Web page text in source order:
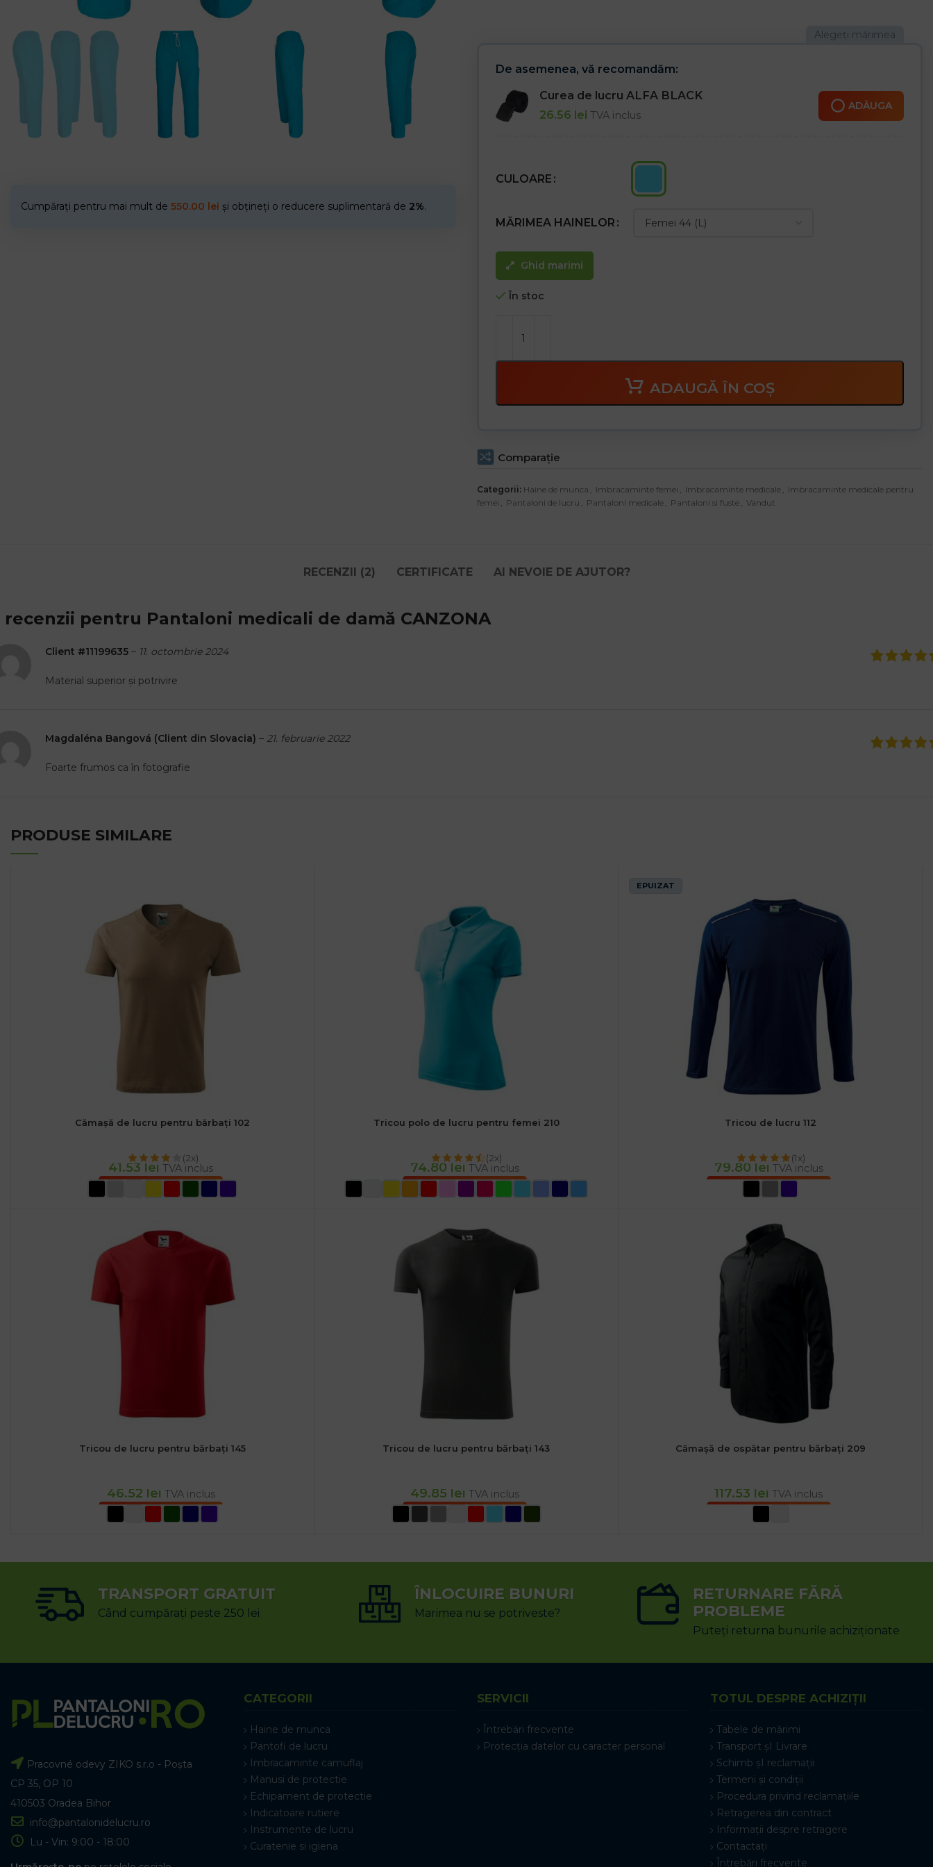
Cumpărați pentru mai mult de 550.00 lei și obțineți o reducere suplimentară de 2%.
De asemenea, vă recomandăm:
Curea de lucru ALFA BLACK
26.56 lei TVA inclus
ADĂUGA
CULOARE
MĂRIMEA HAINELOR
Ghid marimi
În stoc
ADAUGĂ ÎN COȘ
Comparaţie
Categorii: Haine de munca , Imbracaminte femei , Imbracaminte medicale , Imbracaminte medicale pentru
femei , Pantaloni de lucru , Pantaloni medicale , Pantaloni si fuste , Vandut
RECENZII (2) CERTIFICATE AI NEVOIE DE AJUTOR?
recenzii pentru Pantaloni medicali de damă CANZONA
Client #11199635 – 11. octombrie 2024
Material superior și potrivire
Magdaléna Bangová (Client din Slovacia) – 21. februarie 2022
Foarte frumos ca în fotografie
PRODUSE SIMILARE
Cămașă de lucru pentru bărbați 102
(2x)
41.53 lei TVA inclus
Tricou polo de lucru pentru femei 210
(2x)
74.80 lei TVA inclus
EPUIZAT
Tricou de lucru 112
(1x)
79.80 lei TVA inclus
Tricou de lucru pentru bărbați 145
46.52 lei TVA inclus
Tricou de lucru pentru bărbați 143
49.85 lei TVA inclus
Cămașă de ospătar pentru bărbați 209
117.53 lei TVA inclus
TRANSPORT GRATUIT
Când cumpărați peste 250 lei
ÎNLOCUIRE BUNURI
Marimea nu se potriveste?
RETURNARE FĂRĂ
PROBLEME
Puteți returna bunurile achiziționate
Pracovné odevy ZIKO s.r.o - Poșta
CP 35, OP 10
410503 Oradea Bihor
info@pantalonidelucru.ro
Lu - Vin: 9:00 - 18:00
CATEGORII
Haine de munca
Pantofi de lucru
Imbracaminte camuflaj
Manusi de protectie
Echipament de protectie
Indicatoare rutiere
Instrumente de lucru
Curatenie si igiena
SERVICII
Întrebări frecvente
Protecția datelor cu caracter personal
TOTUL DESPRE ACHIZIȚII
Tabele de mărimi
Transport șI Livrare
Schimb șI reclamații
Termeni și condiții
Procedura privind reclamațiile
Retragerea din contract
Informații despre retragere
Contactați
Întrebări frecvente